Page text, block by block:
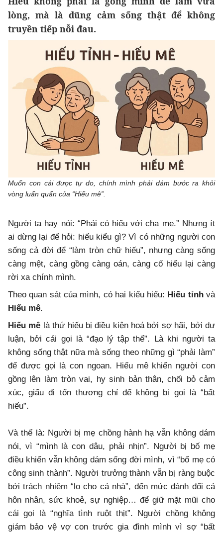
lòng, mà là dũng cảm sống thật để không
truyền tiếp nỗi đau.
Muốn con cái được tự do, chính mình phải dám bước ra khỏi
vòng luẩn quẩn của “Hiếu mê”.
Người ta hay nói: “Phải có hiếu với cha mẹ.” Nhưng ít
ai dừng lại để hỏi: hiếu kiểu gì? Vì có những người con
sống cả đời để “làm tròn chữ hiếu”, nhưng càng sống
càng mệt, càng gồng càng oán, càng cố hiếu lại càng
rời xa chính mình.
Theo quan sát của mình, có hai kiểu hiếu: Hiếu tỉnhvà
Hiếu mê.
Hiếu mê là thứ hiếu bị điều kiện hoá bởi sợ hãi, bởi dư
luận, bởi cái gọi là “đạo lý tập thể”. Là khi người ta
không sống thật nữa mà sống theo những gì “phải làm”
để được gọi là con ngoan. Hiếu mê khiến người con
gồng lên làm tròn vai, hy sinh bản thân, chối bỏ cảm
xúc, giấu đi tổn thương chỉ để không bị gọi là “bất
hiếu”.
Và thế là: Người bị mẹ chồng hành hạ vẫn không dám
nói, vì “mình là con dâu, phải nhịn”. Người bị bố mẹ
điều khiển vẫn không dám sống đời mình, vì “bố mẹ có
công sinh thành”. Người trưởng thành vẫn bị ràng buộc
bởi trách nhiệm “lo cho cả nhà”, đến mức đánh đổi cả
hôn nhân, sức khoẻ, sự nghiệp… để giữ mặt mũi cho
cái gọi là “nghĩa tình ruột thịt”. Người chồng không
giám bảo vệ vợ con trước gia đình mình vì sợ “bất